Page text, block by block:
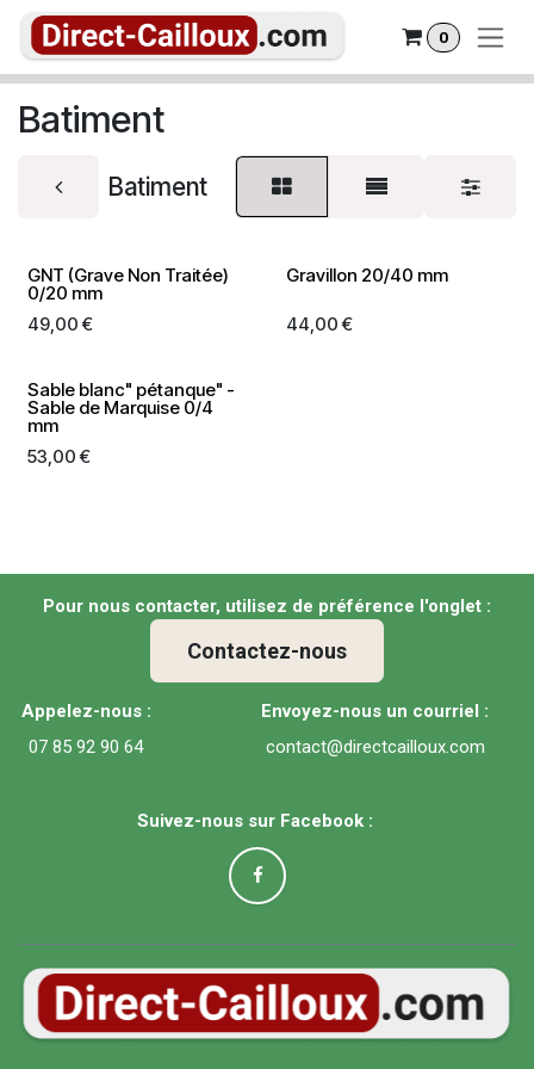
Se rendre au contenu
0
Batiment
Batiment
GNT (Grave Non Traitée)
0/20 mm
49,00€
Gravillon 20/40 mm
44,00€
Sable blanc" pétanque" -
Sable de Marquise 0/4
mm
53,00€
Pour nous contacter, utilisez de préférence l'onglet :
Contactez-nous
Appelez-nous :
07 85 92 90 64
Envoyez-nous un courriel :
contact@directcailloux.com
Suivez-nous sur Facebook :